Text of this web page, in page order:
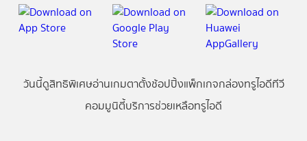
วันนี้ดูสิทธิพิเศษอ่านเกมตาตั้งช้อปปิ้งแพ็กเกจกล่องทรูไอดีทีวี
คอมมูนิตี้บริการช่วยเหลือทรูไอดี